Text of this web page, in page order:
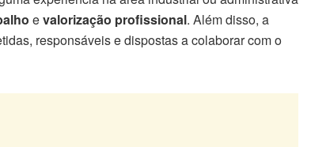
evalorização profissional. Além disso, a
responsáveis e dispostas a colaborar com o